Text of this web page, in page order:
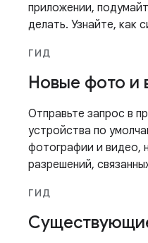
приложении,
делать. Узнайте, как
ГИД
Новые фото и
Отправьте запрос в
устройства по
фотографии и видео,
разрешений,
ГИД